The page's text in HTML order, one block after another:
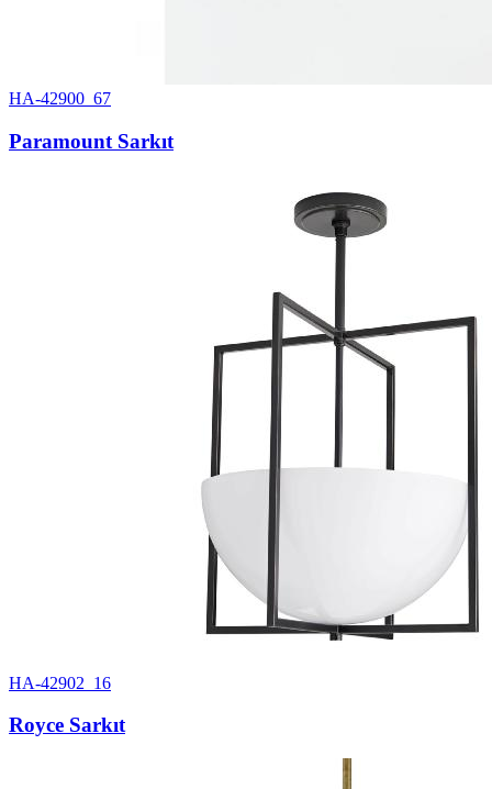
HA-42900_67
Paramount Sarkıt
HA-42902_16
Royce Sarkıt